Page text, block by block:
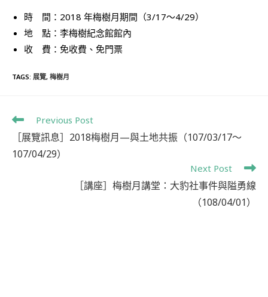
時 間：2018 年梅樹月期間（3/17～4/29）
地 點：李梅樹紀念館館內
收 費：免收費、免門票
TAGS: 展覽, 梅樹月
Previous Post
［展覽訊息］2018梅樹月—與土地共振（107/03/17～
107/04/29）
Next Post
［講座］梅樹月講堂：大豹社事件與隘勇線
（108/04/01）